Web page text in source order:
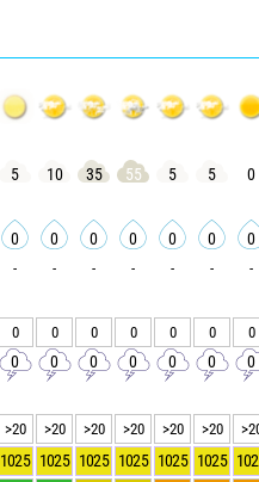
5 10 35 55 5 5 0
0 0 0 0 0 0 0
- - - - - - -
0 0 0 0 0 0 0
0 0 0 0 0 0 0
>20 >20 >20 >20 >20 >20
1025 1025 1025 1025 1025 1025